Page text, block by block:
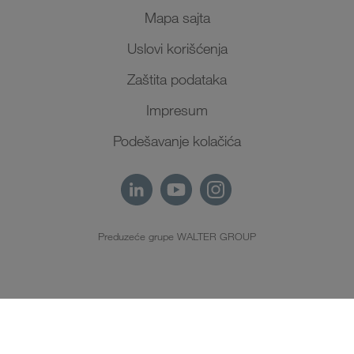
Mapa sajta
Uslovi korišćenja
Zaštita podataka
Impresum
Podešavanje kolačića
Preduzeće grupe WALTER GROUP